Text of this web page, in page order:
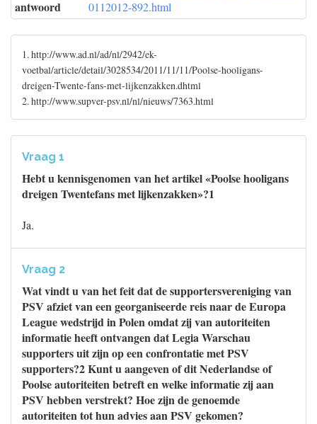
antwoord
0112012-892.html
1. http://www.ad.nl/ad/nl/2942/ek-
voetbal/article/detail/3028534/2011/11/11/Poolse-hooligans-
dreigen-Twente-fans-met-lijkenzakken.dhtml
2. http://www.supver-psv.nl/nl/nieuws/7363.html
Vraag 1
Hebt u kennisgenomen van het artikel «Poolse hooligans
dreigen Twentefans met lijkenzakken»?1
Ja.
Vraag 2
Wat vindt u van het feit dat de supportersvereniging van
PSV afziet van een georganiseerde reis naar de Europa
League wedstrijd in Polen omdat zij van autoriteiten
informatie heeft ontvangen dat Legia Warschau
supporters uit zijn op een confrontatie met PSV
supporters?2 Kunt u aangeven of dit Nederlandse of
Poolse autoriteiten betreft en welke informatie zij aan
PSV hebben verstrekt? Hoe zijn de genoemde
autoriteiten tot hun advies aan PSV gekomen?